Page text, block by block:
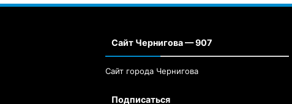
Сайт Чернигова — 907
Сайт города Чернигова
Подписаться